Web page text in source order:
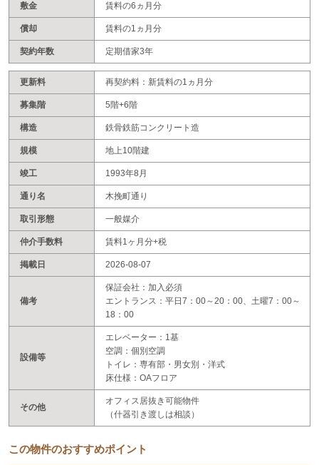
敷金 賃料の6ヵ月分
償却 賃料の1ヵ月分
契約年数 定期借家3年
更新料 再契約料：新賃料の1ヵ月分
募集階 5階+6階
構造 鉄骨鉄筋コンクリート造
規模 地上10階建
竣工 1993年8月
通り名 木挽町通り
取引形態 一般媒介
仲介手数料 賃料1ヶ月分+税
掲載日 2026-08-07
備考
保証会社：加入必須
エントランス：平日7：00～20：00、土曜7：00～
18：00
設備等
エレベーター：1基
空調：個別空調
トイレ：専有部・男女別・洋式
床仕様：OAフロア
その他
オフィス居抜き可能物件
（什器引き渡しは相談）
この物件のおすすめポイント